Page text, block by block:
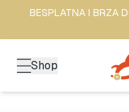
BESPLATNA I BRZA
Shop